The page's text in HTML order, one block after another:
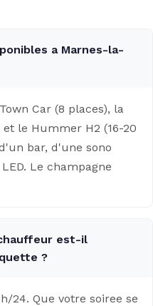
a Marnes-la-
Car (8 places), la
le Hummer H2 (16-20
bar, d'une sono
Le champagne
est-il
?
24. Que votre soiree se